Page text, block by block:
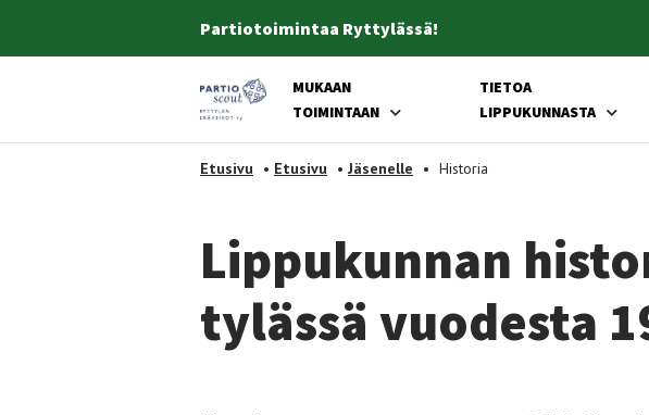
Partiotoimintaa Ryttylässä!
EtusivulleMUKAAN
TOIMINTAAN
TIETOA
LIPPUKUNNASTA
Etusivu • Etusivu • Jäsenelle • Historia
Lip­pu­kun­nan
ty­läs­sä vuo­des­ta